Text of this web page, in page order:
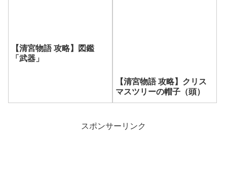
【清宮物語 攻略】図鑑
「武器」
【清宮物語 攻略】クリス
マスツリーの帽子（頭）
スポンサーリンク